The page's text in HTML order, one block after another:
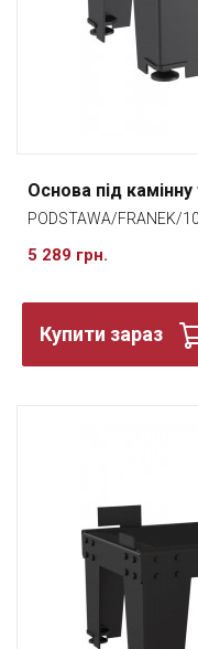
Основа під камінну
PODSTAWA/FRANEK/
5 289 грн.
Купити зараз